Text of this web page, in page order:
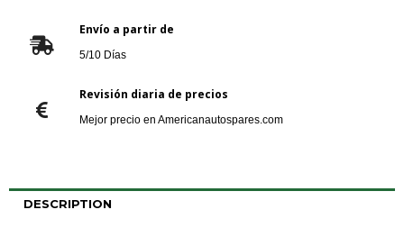
Envío a partir de
5/10 Días
Revisión diaria de precios
Mejor precio en Americanautospares.com
DESCRIPTION